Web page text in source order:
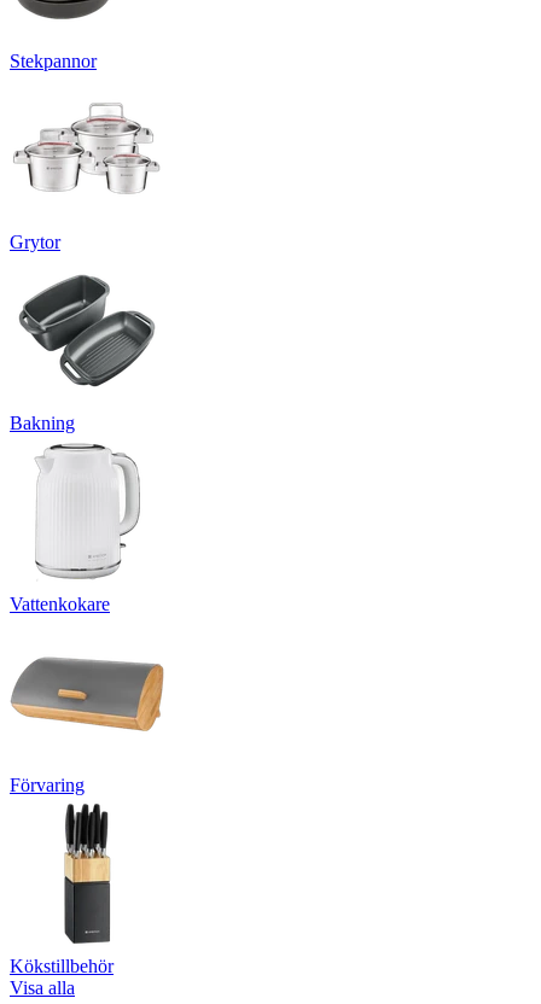
Stekpannor
Grytor
Bakning
Vattenkokare
Förvaring
Kökstillbehör
Visa alla